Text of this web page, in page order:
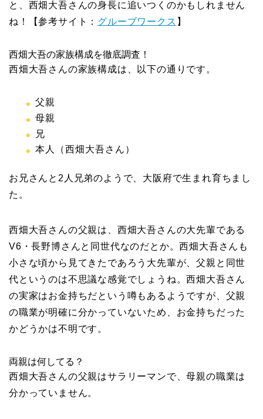
と、西畑大吾さんの身長に追いつくのかもしれません
ね！【参考サイト： グルーブワークス 】
西畑大吾の家族構成を徹底調査！
西畑大吾さんの家族構成は、以下の通りです。
父親
母親
兄
本人（西畑大吾さん）
お兄さんと2人兄弟のようで、大阪府で生まれ育ちまし
た。
西畑大吾さんの父親は、西畑大吾さんの大先輩である
V6・長野博さんと同世代なのだとか。西畑大吾さんも
小さな頃から見てきたであろう大先輩が、父親と同世
代というのは不思議な感覚でしょうね。西畑大吾さん
の実家はお金持ちだという噂もあるようですが、父親
の職業が明確に分かっていないため、お金持ちだった
かどうかは不明です。
両親は何してる？
西畑大吾さんの父親はサラリーマンで、母親の職業は
分かっていません。